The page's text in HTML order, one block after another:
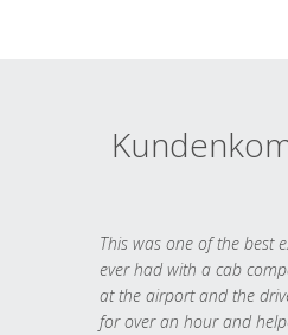
This was one of the best
ever had with a cab
at the airport and the
for over an hour and